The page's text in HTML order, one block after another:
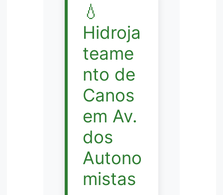
💧
Hidroja
teame
nto de
Canos
em Av.
dos
Autono
mistas